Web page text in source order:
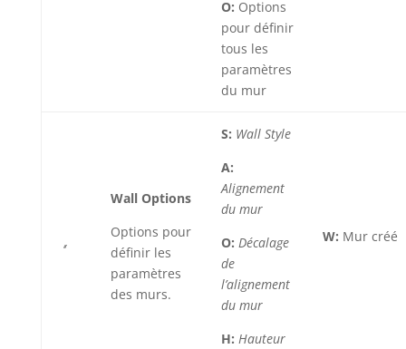
O: Options
pour définir
tous les
paramètres
du mur
Wall Options
Options pour
définir les
paramètres
des murs.
S: Wall Style
A:
Alignement
du mur
O: Décalage
de
l’alignement
du mur
H: Hauteur
W: Mur créé